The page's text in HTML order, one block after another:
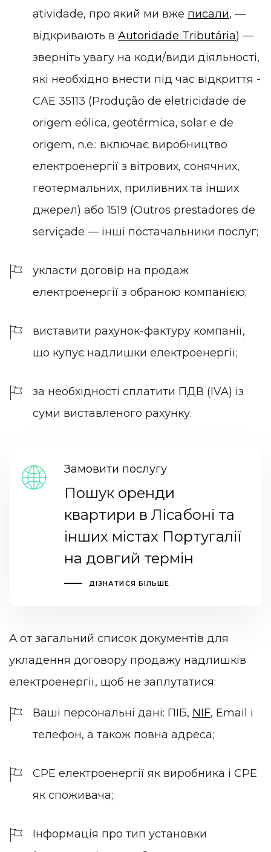
atividade, про який ми вже писали, —
відкривають в Autoridade Tributária) —
зверніть увагу на коди/види діяльності,
які необхідно внести під час відкриття -
CAE 35113 (Produção de eletricidade de
origem eólica, geotérmica, solar e de
origem, n.e.: включає виробництво
електроенергії з вітрових, сонячних,
геотермальних, приливних та інших
джерел) або 1519 (Outros prestadores de
serviçade — інші постачальники послуг;
укласти договір на продаж
електроенергії з обраною компанією;
виставити рахунок-фактуру компанії,
що купує надлишки електроенергії;
за необхідності сплатити ПДВ (IVA) із
суми виставленого рахунку.
Замовити послугу
Пошук оренди
квартири в Лісабоні та
інших містах Португалії
на довгий термін
ДІЗНАТИСЯ БІЛЬШЕ
А от загальний список документів для
укладення договору продажу надлишків
електроенергії, щоб не заплутатися:
Ваші персональні дані: ПІБ, NIF, Email і
телефон, а також повна адреса;
CPE електроенергії як виробника і CPE
як споживача;
Інформація про тип установки